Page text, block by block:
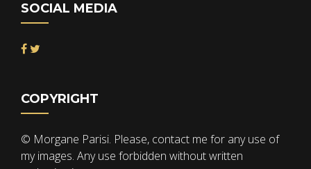
SOCIAL MEDIA
COPYRIGHT
© Morgane Parisi. Please, contact me for any use of
my images. Any use forbidden without written